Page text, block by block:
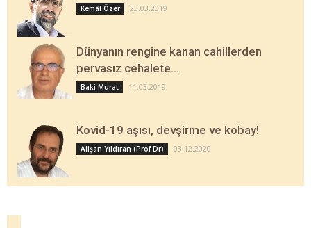
Kemâl Özer 23.03.2019
Dünyanın rengine kanan cahillerden
pervasız cehalete…
Baki Murat 11.03.2019
Kovid-19 aşısı, devşirme ve kobay!
Alişan Yıldıran (Prof Dr) 03.12.2020